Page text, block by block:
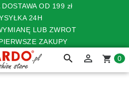
OD 199 zł
24H
LUB ZWROT
ZAKUPY
search  shopping_cart 0